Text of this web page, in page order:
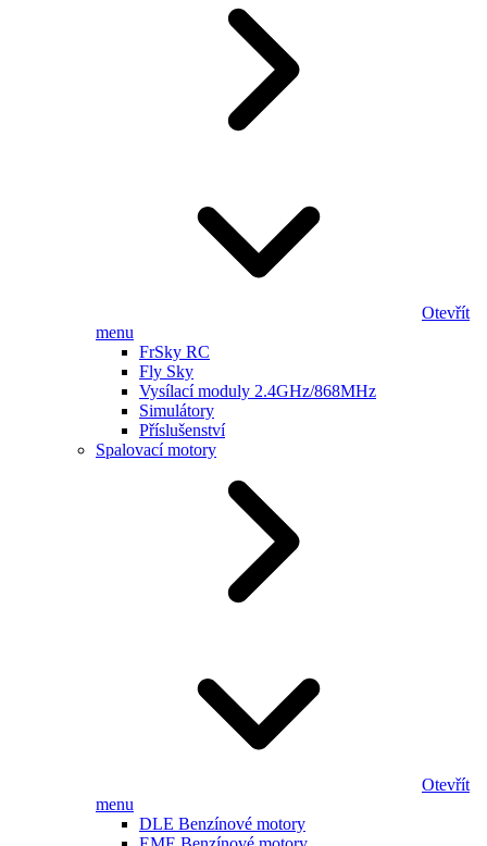
Otevřít
menu
FrSky RC
Fly Sky
Vysílací moduly 2.4GHz/868MHz
Simulátory
Příslušenství
Spalovací motory
Otevřít
menu
DLE Benzínové motory